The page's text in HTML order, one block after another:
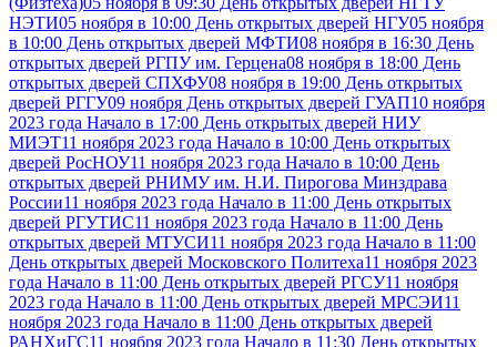
НЭТИ05 ноября в 10:00 День открытых дверей НГУ05 ноября
в 10:00 День открытых дверей МФТИ08 ноября в 16:30 День
открытых дверей РГПУ им. Герцена08 ноября в 18:00 День
открытых дверей СПХФУ08 ноября в 19:00 День открытых
дверей РГГУ09 ноября День открытых дверей ГУАП10 ноября
2023 года Начало в 17:00 День открытых дверей НИУ
МИЭТ11 ноября 2023 года Начало в 10:00 День открытых
дверей РосНОУ11 ноября 2023 года Начало в 10:00 День
открытых дверей РНИМУ им. Н.И. Пирогова Минздрава
России11 ноября 2023 года Начало в 11:00 День открытых
дверей РГУТИС11 ноября 2023 года Начало в 11:00 День
открытых дверей МТУСИ11 ноября 2023 года Начало в 11:00
День открытых дверей Московского Политеха11 ноября 2023
года Начало в 11:00 День открытых дверей РГСУ11 ноября
2023 года Начало в 11:00 День открытых дверей МРСЭИ11
ноября 2023 года Начало в 11:00 День открытых дверей
РАНХиГС11 ноября 2023 года Начало в 11:30 День открытых